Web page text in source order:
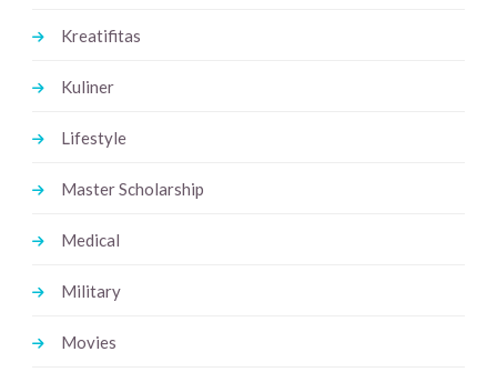
Kreatifitas
Kuliner
Lifestyle
Master Scholarship
Medical
Military
Movies